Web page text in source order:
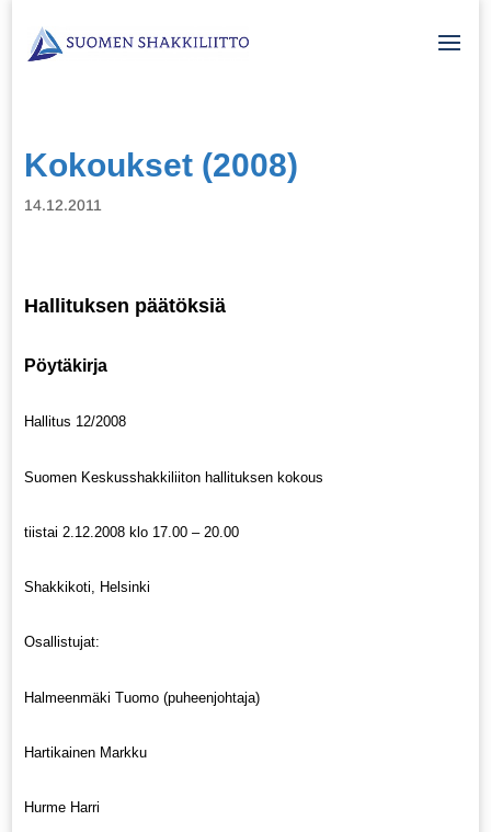
Kokoukset (2008)
14.12.2011
Hallituksen päätöksiä
Pöytäkirja
Hallitus 12/2008
Suomen Keskusshakkiliiton hallituksen kokous
tiistai 2.12.2008 klo 17.00 – 20.00
Shakkikoti, Helsinki
Osallistujat:
Halmeenmäki Tuomo (puheenjohtaja)
Hartikainen Markku
Hurme Harri